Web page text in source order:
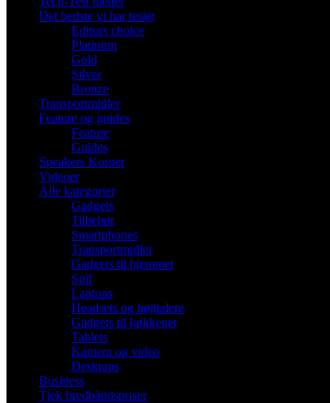
Det bedste vi har testet
Editors choice
Platinum
Gold
Silver
Bronze
Transportmidler
Feature og guides
Feature
Guides
Speakers Korner
Videoer
Alle kategorier
Gadgets
Tilbehør
Smartphones
Transportmidler
Gadgets til hjemmet
Spil
Laptops
Headsets og højttalere
Gadgets til køkkenet
Tablets
Kamera og video
Desktops
Business
Tjek bredbåndspriser